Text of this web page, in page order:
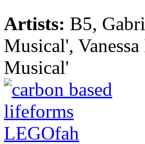
Artists: B5,
Musical',
Musical'